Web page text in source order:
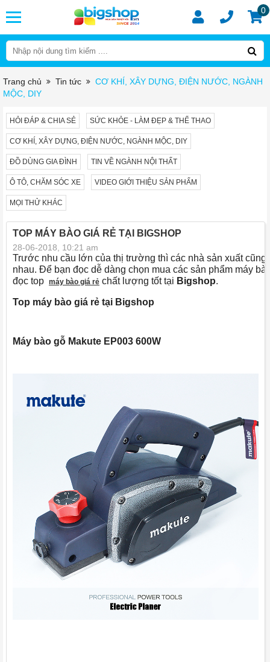
0
Trang chủ Tin tức
CƠ KHÍ, XÂY DỰNG, ĐIỆN NƯỚC, NGÀNH
MỘC, DIY
HỎI ĐÁP & CHIA SẺ SỨC KHỎE - LÀM ĐẸP & THỂ THAO
CƠ KHÍ, XÂY DỰNG, ĐIỆN NƯỚC, NGÀNH MỘC, DIY
ĐỒ DÙNG GIA ĐÌNH TIN VỀ NGÀNH NỘI THẤT
Ô TÔ, CHĂM SÓC XE VIDEO GIỚI THIỆU SẢN PHẨM
MỌI THỬ KHÁC
TOP MÁY BÀO GIÁ RẺ TẠI BIGSHOP
28-06-2018, 10:21 am
Trước nhu cầu lớn của thị trường thì các nhà sản xuất
nhau. Để bạn đọc dễ dàng chọn mua các sản phẩm máy
đọc top máy bào giá rẻ chất lượng tốt tại Bigshop.
Top máy bào giá rẻ tại Bigshop
Máy bào gỗ Makute EP003 600W